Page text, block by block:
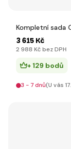
Kompletní sada
3 615 Kč
2 988 Kč bez DPH
+ 129 bodů
3 - 7 dnů(U vás